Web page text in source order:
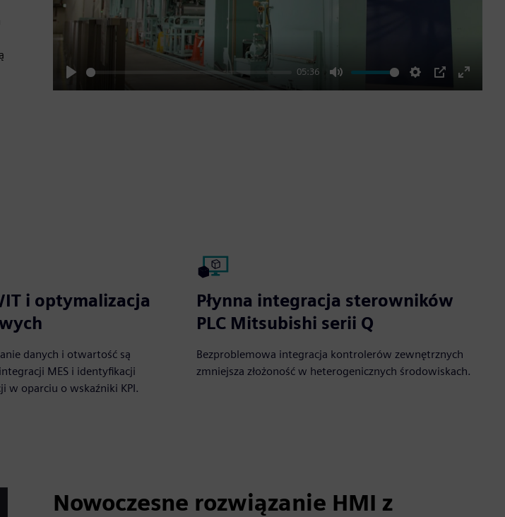
Play
05:36
Mute Settings
PIP
Enter
i optymalizacja
danych i otwartość są
MES i identyfikacji
w oparciu o wskaźniki KPI.
Płynna integracja sterowników
PLC Mitsubishi serii Q
Bezproblemowa integracja kontrolerów zewnętrznych
zmniejsza złożoność w heterogenicznych środowiskach.
Nowoczesne rozwiązanie HMI z